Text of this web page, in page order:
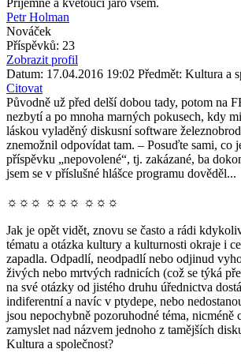
Petr Holman
Nováček
Příspěvků: 23
Zobrazit profil
Datum: 17.04.2016 19:02 Předmět: Kultura a
Citovat
Původně už před delší dobou tady, potom na
nezbytí a po mnoha marných pokusech, kdy
láskou vyladěný diskusní software
znemožnil odpovídat tam. – Posuďte sami, co
příspěvku „nepovolené“, tj. zakázané, ba
jsem se v příslušné hlášce programu dověděl...
☼☼☼ ☼☼☼ ☼☼☼
Jak je opět vidět, znovu se často a rádi
tématu a otázka kultury a kulturnosti okraje i
zapadla. Odpadlí, neodpadlí nebo odjinud
živých nebo mrtvých radnicích (což se týká
na své otázky od jistého druhu úřednictva
indiferentní a navíc v ptydepe, nebo
jsou nepochybně pozoruhodné téma, nicméně
zamyslet nad názvem jednoho z tamějších
Kultura a společnost?